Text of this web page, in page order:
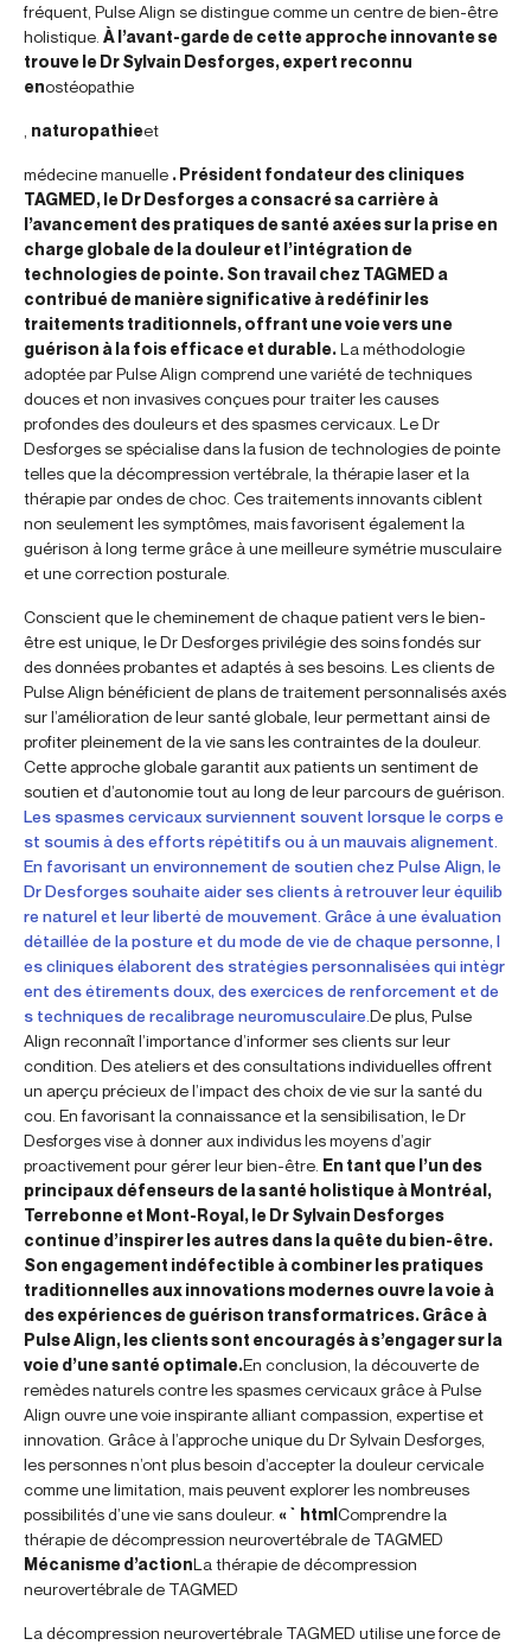
fréquent, Pulse Align se distingue comme un centre de bien-être
holistique. À l’avant-garde de cette approche innovante se
trouve le Dr Sylvain Desforges, expert reconnu
enostéopathie
naturopathieet
médecine manuelle . Président fondateur des cliniques
TAGMED, le Dr Desforges a consacré sa carrière à
l’avancement des pratiques de santé axées sur la prise en
charge globale de la douleur et l’intégration de
technologies de pointe. Son travail chez TAGMED a
contribué de manière significative à redéfinir les
traitements traditionnels, offrant une voie vers une
guérison à la fois efficace et durable.La méthodologie
adoptée par Pulse Align comprend une variété de techniques
douces et non invasives conçues pour traiter les causes
profondes des douleurs et des spasmes cervicaux. Le Dr
Desforges se spécialise dans la fusion de technologies de pointe
telles que la décompression vertébrale, la thérapie laser et la
thérapie par ondes de choc. Ces traitements innovants ciblent
non seulement les symptômes, mais favorisent également la
guérison à long terme grâce à une meilleure symétrie musculaire
et une correction posturale.
Conscient que le cheminement de chaque patient vers le bien-
être est unique, le Dr Desforges privilégie des soins fondés sur
des données probantes et adaptés à ses besoins. Les clients de
Pulse Align bénéficient de plans de traitement personnalisés axés
sur l’amélioration de leur santé globale, leur permettant ainsi de
profiter pleinement de la vie sans les contraintes de la douleur.
Cette approche globale garantit aux patients un sentiment de
soutien et d’autonomie tout au long de leur parcours de guérison.
Les spasmes cervicaux surviennent souvent lorsque le corps e
st soumis à des efforts répétitifs ou à un mauvais alignement.
En favorisant un environnement de soutien chez Pulse Align, le
Dr Desforges souhaite aider ses clients à retrouver leur équilib
re naturel et leur liberté de mouvement. Grâce à une évaluation
détaillée de la posture et du mode de vie de chaque personne, l
es cliniques élaborent des stratégies personnalisées qui intègr
ent des étirements doux, des exercices de renforcement et de
s techniques de recalibrage neuromusculaire. De plus, Pulse
Align reconnaît l’importance d’informer ses clients sur leur
condition. Des ateliers et des consultations individuelles offrent
un aperçu précieux de l’impact des choix de vie sur la santé du
cou. En favorisant la connaissance et la sensibilisation, le Dr
Desforges vise à donner aux individus les moyens d’agir
proactivement pour gérer leur bien-être. En tant que l’un des
principaux défenseurs de la santé holistique à Montréal,
Terrebonne et Mont-Royal, le Dr Sylvain Desforges
continue d’inspirer les autres dans la quête du bien-être.
Son engagement indéfectible à combiner les pratiques
traditionnelles aux innovations modernes ouvre la voie à
des expériences de guérison transformatrices. Grâce à
Pulse Align, les clients sont encouragés à s’engager sur la
voie d’une santé optimale.En conclusion, la découverte de
remèdes naturels contre les spasmes cervicaux grâce à Pulse
Align ouvre une voie inspirante alliant compassion, expertise et
innovation. Grâce à l’approche unique du Dr Sylvain Desforges,
les personnes n’ont plus besoin d’accepter la douleur cervicale
comme une limitation, mais peuvent explorer les nombreuses
possibilités d’une vie sans douleur. « `htmlComprendre la
thérapie de décompression neurovertébrale de TAGMED
Mécanisme d’actionLa thérapie de décompression
neurovertébrale de TAGMED
La décompression neurovertébrale TAGMED utilise une force de